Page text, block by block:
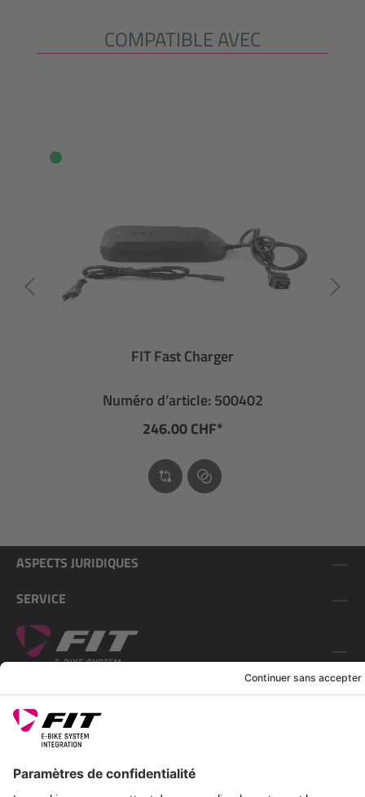
Ignorer la galerie de produits
COMPATIBLE AVEC
FIT Fast Charger
Numéro d’article: 500402
246.00 CHF*
ASPECTS JURIDIQUES
SERVICE